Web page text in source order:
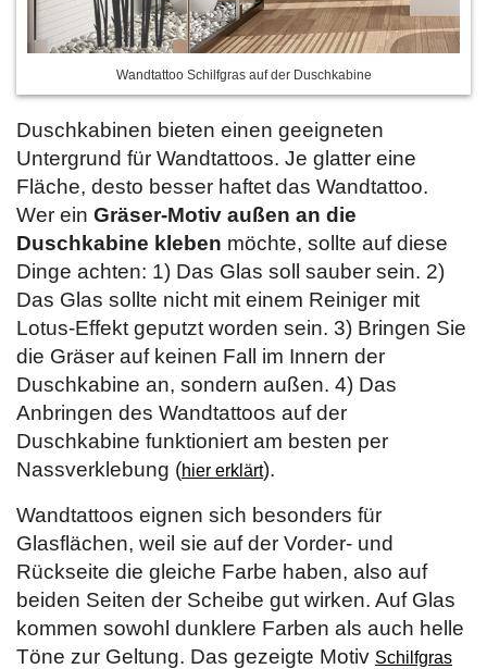
Wandtattoo Schilfgras auf der Duschkabine
Duschkabinen bieten einen geeigneten
Untergrund für Wandtattoos. Je glatter eine
Fläche, desto besser haftet das Wandtattoo.
Wer ein Gräser-Motiv außen an die
Duschkabine kleben möchte, sollte auf diese
Dinge achten: 1) Das Glas soll sauber sein. 2)
Das Glas sollte nicht mit einem Reiniger mit
Lotus-Effekt geputzt worden sein. 3) Bringen Sie
die Gräser auf keinen Fall im Innern der
Duschkabine an, sondern außen. 4) Das
Anbringen des Wandtattoos auf der
Duschkabine funktioniert am besten per
Nassverklebung (hier erklärt).
Wandtattoos eignen sich besonders für
Glasflächen, weil sie auf der Vorder- und
Rückseite die gleiche Farbe haben, also auf
beiden Seiten der Scheibe gut wirken. Auf Glas
kommen sowohl dunklere Farben als auch helle
Töne zur Geltung. Das gezeigte Motiv Schilfgras